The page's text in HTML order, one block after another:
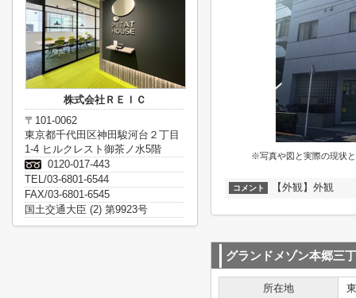
※写真や図と実際の現状
コメント 【外観】外観
グランドメゾン本郷三
所在地
株式会社ＲＥＩＣ
〒101-0062
東京都千代田区神田駿河台２丁目
1-4 ヒルクレスト御茶ノ水5階
0120-017-443
TEL/03-6801-6544
FAX/03-6801-6545
国土交通大臣 (2) 第9923号